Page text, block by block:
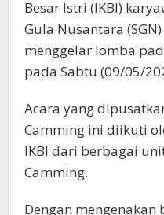
Besar Istri (IKBI)
Gula Nusantara
menggelar lomba
pada Sabtu (09/05/
Acara yang
Camming ini diikuti
IKBI dari berbagai
Camming.
Dengan